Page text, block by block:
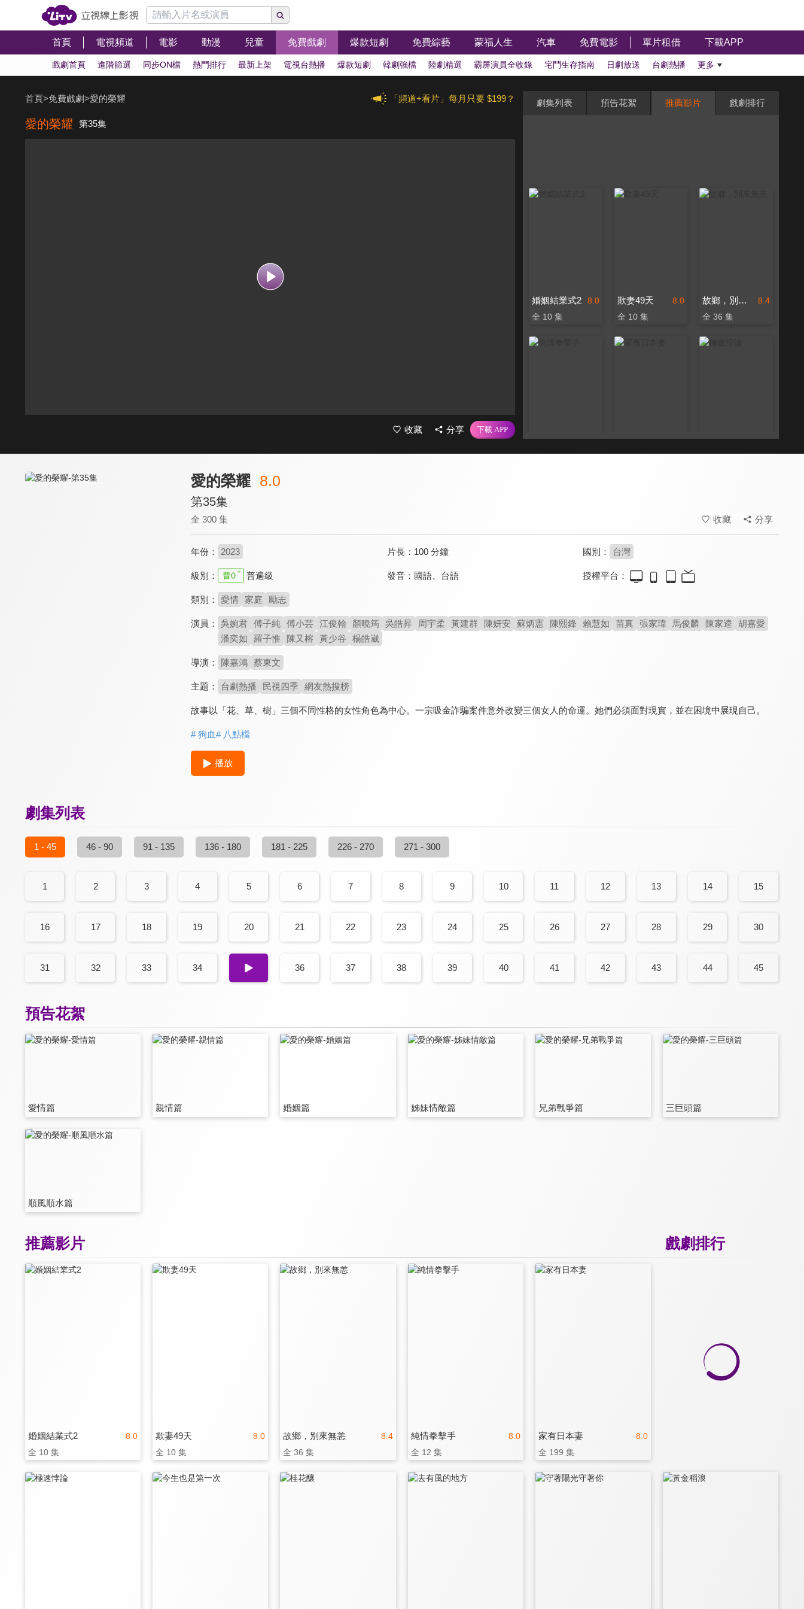
首頁 電視頻道 電影 動漫 兒童 免費戲劇 爆款短劇 免費綜藝 蒙福人生 汽車 免費電影 單片租借 下載APP
戲劇首頁 進階篩選 同步ON檔 熱門排行 最新上架 電視台熱播 爆款短劇 韓劇強檔 陸劇精選 霸屏演員全收錄 宅鬥生存指南 日劇放送 台劇熱播 更多
「頻道+看片」每月只要 $199？
首頁>免費戲劇>愛的榮耀
愛的榮耀 第35集
收藏 分享
劇集列表 預告花絮 推薦影片 戲劇排行
8.0
婚姻結業式2
全 10 集
8.0
欺妻49天
全 10 集
8.4
故鄉，別來無恙
全 36 集
全 14 集 全 1 集 全 40 集
愛的榮耀 8.0
第35集
全 300 集 收藏 分享
年份： 2023 片長： 100 分鐘 國別： 台灣
級別： 普遍級 發音： 國語、 台語 授權平台：
類別： 愛情 家庭 勵志
演員： 吳婉君 傅子純 傅小芸 江俊翰 顏曉筠 吳皓昇 周宇柔 黃建群 陳妍安 蘇炳憲 陳熙鋒 賴慧如 苗真 張家瑋 馬俊麟 陳家逵
胡嘉愛
潘奕如
羅子惟 陳又榕 黃少谷 楊皓崴
導演： 陳嘉鴻 蔡東文
主題： 台劇熱播 民視四季 網友熱搜榜
故事以「花、草、樹」三個不同性格的女性角色為中心。一宗吸金詐騙案件意外改變三個女人的命運。她們必須面對現實，並在困境中展現自己。
# 狗血# 八點檔
播放
劇集列表
1 - 45 46 - 90 91 - 135 136 - 180 181 - 225 226 - 270 271 - 300
1 2 3 4 5 6 7 8 9 10 11 12 13 14 15
16 17 18 19 20 21 22 23 24 25 26 27 28 29 30
31 32 33 34 35 36 37 38 39 40 41 42 43 44 45
預告花絮
愛情篇 親情篇 婚姻篇 姊妹情敵篇 兄弟戰爭篇 三巨頭篇
順風順水篇
戲劇排行
推薦影片
8.0
婚姻結業式2
全 10 集
8.0
欺妻49天
全 10 集
8.4
故鄉，別來無恙
全 36 集
8.0
純情拳擊手
全 12 集
8.0
家有日本妻
全 199 集